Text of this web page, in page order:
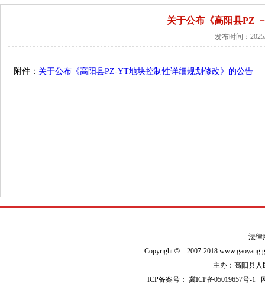
关于公布《高阳县PZ
发布时间：
附件： 关于公布《高阳县PZ-YT地块控制性详细规划修改》的公告
法律
Copyright© 2007-2018
主办：高阳县人
ICP备案号：冀ICP备05019657号-1